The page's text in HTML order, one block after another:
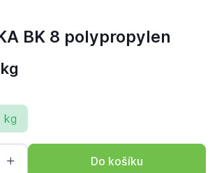
BK 8 polypropylen
kg
Do košíku